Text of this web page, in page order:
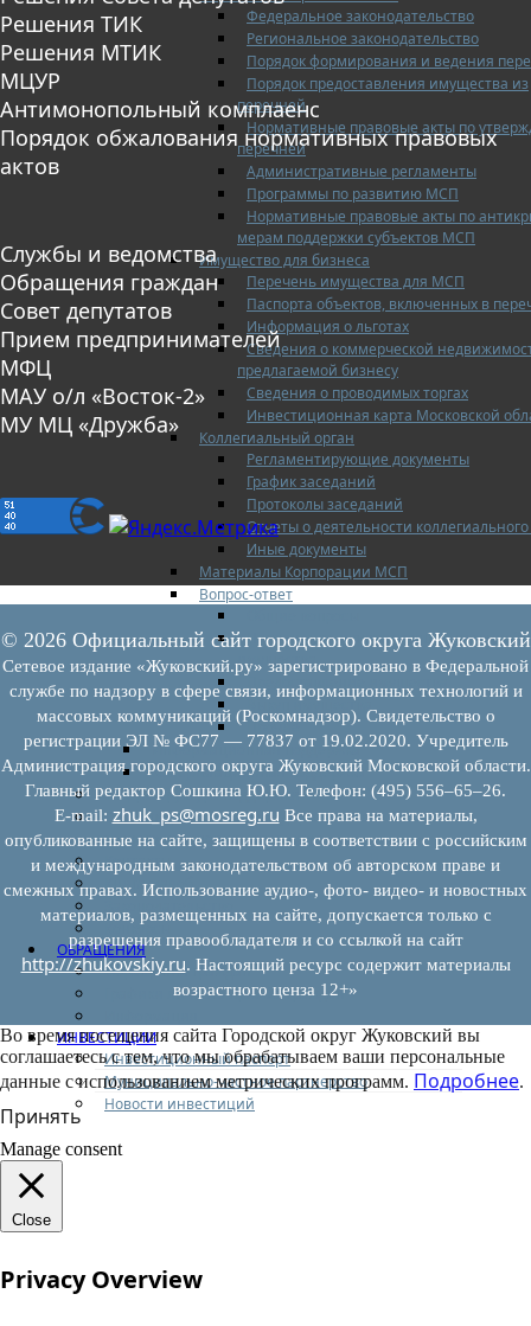
Федеральное законодательство
Региональное законодательство
Порядок формирования и ведения
Порядок предоставления имущества из
перечней
Нормативные правовые акты по
перечней
Административные регламенты
Программы по развитию МСП
Нормативные правовые акты по
мерам поддержки субъектов МСП
Имущество для бизнеса
Перечень имущества для МСП
Паспорта объектов, включенных в
Информация о льготах
Сведения о коммерческой
предлагаемой бизнесу
Сведения о проводимых торгах
Инвестиционная карта Московской
Коллегиальный орган
Регламентирующие документы
График заседаний
Протоколы заседаний
Отчеты о деятельности
Иные документы
Материалы Корпорации МСП
Вопрос-ответ
Наполнение и актуализация перечней
имущества
Предоставление имущества
Выкуп имущества
Прочие
Информационная поддержка
Консультационная поддержка
Инфраструктура поддержки
Совет по развитию и поддержке малого и
среднего предпринимательства
Контакты
Книга жалоб
Конкурсы
ОБРАЩЕНИЯ
Обращения граждан
Графики личного приема граждан
ИНВЕСТИЦИИ
Инвестиционный паспорт
Муниципально-частное партнерство
Новости инвестиций
Решения ТИК
Решения МТИК
МЦУР
Антимонопольный комплаенс
Порядок обжалования нормативных правовых
актов
Службы и ведомства
Обращения граждан
Совет депутатов
Прием предпринимателей
МФЦ
МАУ о/л «Восток-2»
МУ МЦ «Дружба»
© 2026 Официальный сайт городского округа Жуковский
Сетевое издание «Жуковский.ру» зарегистрировано в Федеральной
службе по надзору в сфере связи, информационных технологий и
массовых коммуникаций (Роскомнадзор). Свидетельство о
регистрации ЭЛ № ФС77 — 77837 от 19.02.2020. Учредитель
Администрация городского округа Жуковский Московской области.
Главный редактор Сошкина Ю.Ю. Телефон: (495) 556–65–26.
E‑mail: zhuk_ps@mosreg.ru Все права на материалы,
опубликованные на сайте, защищены в соответствии с российским
и международным законодательством об авторском праве и
смежных правах. Использование аудио-, фото- видео- и новостных
материалов, размещенных на сайте, допускается только с
разрешения правообладателя и со ссылкой на сайт
http://zhukovskiy.ru. Настоящий ресурс содержит материалы
возрастного ценза 12+»
Во время посещения сайта Городской округ Жуковский вы
соглашаетесь с тем, что мы обрабатываем ваши персональные
данные с использованием метрических программ. Подробнее.
Принять
Manage consent
Close
Privacy Overview